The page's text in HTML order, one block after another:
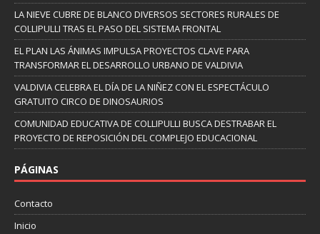
LA NIEVE CUBRE DE BLANCO DIVERSOS SECTORES RURALES DE
COLLIPULLI TRAS EL PASO DEL SISTEMA FRONTAL
EL PLAN LAS ÁNIMAS IMPULSA PROYECTOS CLAVE PARA
TRANSFORMAR EL DESARROLLO URBANO DE VALDIVIA
VALDIVIA CELEBRA EL DÍA DE LA NIÑEZ CON EL ESPECTÁCULO
GRATUITO CIRCO DE DINOSAURIOS
COMUNIDAD EDUCATIVA DE COLLIPULLI BUSCA DESTRABAR EL
PROYECTO DE REPOSICIÓN DEL COMPLEJO EDUCACIONAL
PÁGINAS
Contacto
Inicio